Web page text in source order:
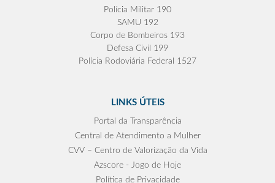
Polícia Militar 190
SAMU 192
Corpo de Bombeiros 193
Defesa Civil 199
Polícia Rodoviária Federal 1527
LINKS ÚTEIS
Portal da Transparência
Central de Atendimento a Mulher
CVV – Centro de Valorização da Vida
Azscore - Jogo de Hoje
Política de Privacidade